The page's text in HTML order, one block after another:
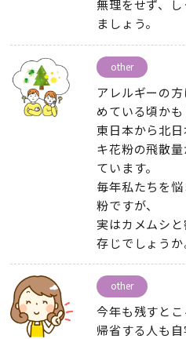
無理をせず、
ましょう。
other
アレルギーの方
めている頃か
東日本から北日
キ花粉の飛散
ています。
毎年私たちを
粉ですが、
実はカメムシ
存じでしょうか
other
今年も残すと
帰省する人も